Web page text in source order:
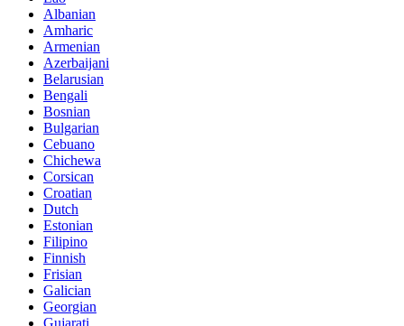
Albanian
Amharic
Armenian
Azerbaijani
Belarusian
Bengali
Bosnian
Bulgarian
Cebuano
Chichewa
Corsican
Croatian
Dutch
Estonian
Filipino
Finnish
Frisian
Galician
Georgian
Gujarati